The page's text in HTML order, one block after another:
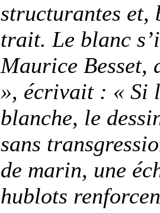
structurantes et,
trait. Le blanc
Maurice Besset,
», écrivait : « Si
blanche, le
sans
de marin, une
hublots